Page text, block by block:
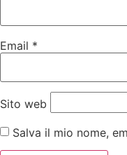
Email *
Sito web
Salva il mio nome,